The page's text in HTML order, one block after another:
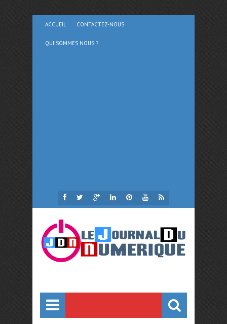
ACCUEIL CONTACTEZ-NOUS
QUI SOMMES NOUS ?